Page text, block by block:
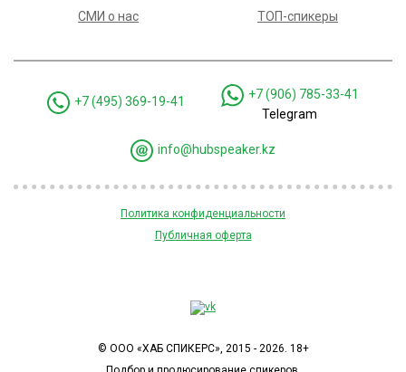
СМИ о нас ТОП-спикеры
+7 (495) 369-19-41
+7 (906) 785-33-41
Telegram
info@hubspeaker.kz
Политика конфиденциальности
Публичная оферта
© ООО «ХАБ СПИКЕРС», 2015 - 2026. 18+